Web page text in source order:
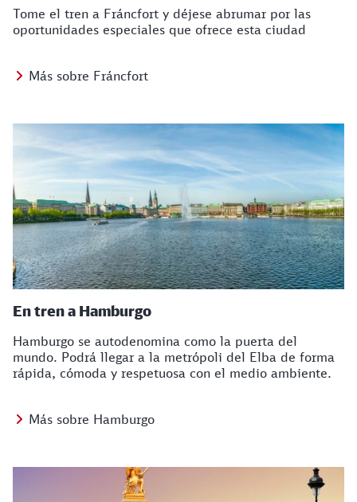
Tome el tren a Fráncfort y déjese abrumar por las
oportunidades especiales que ofrece esta ciudad
Más sobre Fráncfort
En tren a Hamburgo
Hamburgo se autodenomina como la puerta del
mundo. Podrá llegar a la metrópoli del Elba de forma
rápida, cómoda y respetuosa con el medio ambiente.
Más sobre Hamburgo